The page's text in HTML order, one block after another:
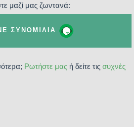
μαζί μας ζωντανά:
ΣΥΝΟΜΙΛΊΑ
Ρωτήστε μας ή δείτε τις συχνές